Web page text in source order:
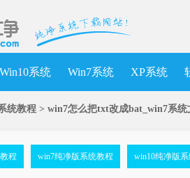
Win10系统 Win7系统 XP系统
统教程 > win7怎么把txt改成bat_win7系
程 win7纯净版系统教程 win10纯净版